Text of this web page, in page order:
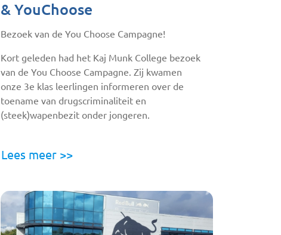
& YouChoose
Bezoek van de You Choose Campagne!
Kort geleden had het Kaj Munk College bezoek
van de You Choose Campagne. Zij kwamen
onze 3e klas leerlingen informeren over de
toename van drugscriminaliteit en
(steek)wapenbezit onder jongeren.
Lees meer >>